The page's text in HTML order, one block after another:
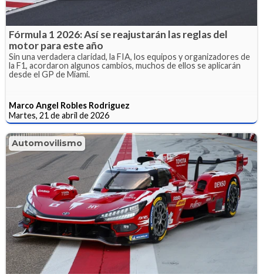
Fórmula 1 2026: Así se reajustarán las reglas del
motor para este año
Sin una verdadera claridad, la FIA, los equipos y organizadores de
la F1, acordaron algunos cambios, muchos de ellos se aplicarán
desde el GP de Miami.
Marco Angel Robles Rodriguez
Martes, 21 de abril de 2026
Automovilismo